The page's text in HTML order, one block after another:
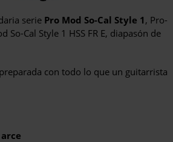
serie Pro Mod So-Cal Style 1 , Pro-
So-Cal Style 1 HSS FR E, diapasón de
con todo lo que un guitarrista